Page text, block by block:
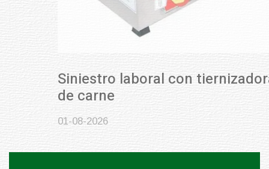
Siniestro laboral con tiernizadora
de carne
01-08-2026